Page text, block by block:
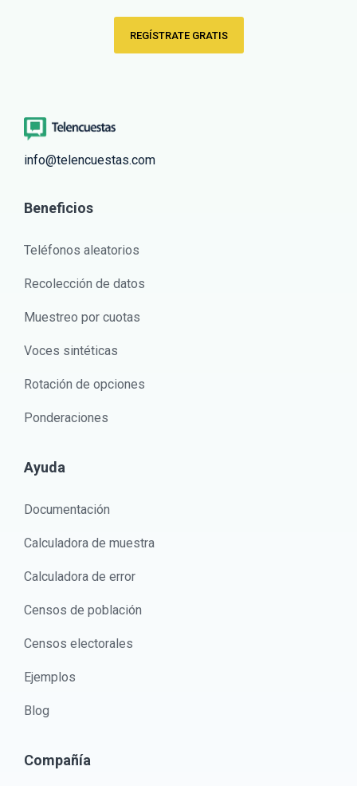
REGÍSTRATE GRATIS
info@telencuestas.com
Beneficios
Teléfonos aleatorios
Recolección de datos
Muestreo por cuotas
Voces sintéticas
Rotación de opciones
Ponderaciones
Ayuda
Documentación
Calculadora de muestra
Calculadora de error
Censos de población
Censos electorales
Ejemplos
Blog
Compañía